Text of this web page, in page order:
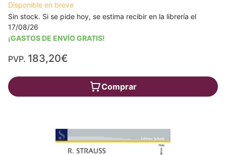
Disponible en breve
Sin stock. Si se pide hoy, se estima recibir en la librería el
17/08/26
¡GASTOS DE ENVÍO GRATIS!
PVP. 183,20€
Comprar